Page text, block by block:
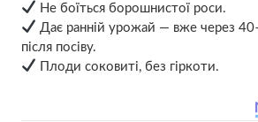
Не боїться борошнистої роси.
Дає ранній урожай — вже через
після посіву.
Плоди соковиті, без гіркоти.